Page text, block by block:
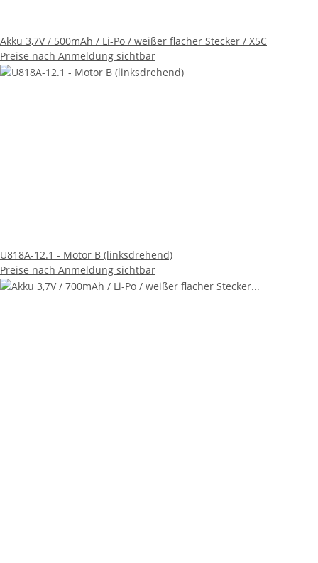
Akku 3,7V / 500mAh / Li-Po / weißer flacher Stecker / X5C
Preise nach Anmeldung sichtbar
U818A-12.1 - Motor B (linksdrehend)
Preise nach Anmeldung sichtbar